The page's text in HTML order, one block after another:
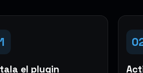
el plugin